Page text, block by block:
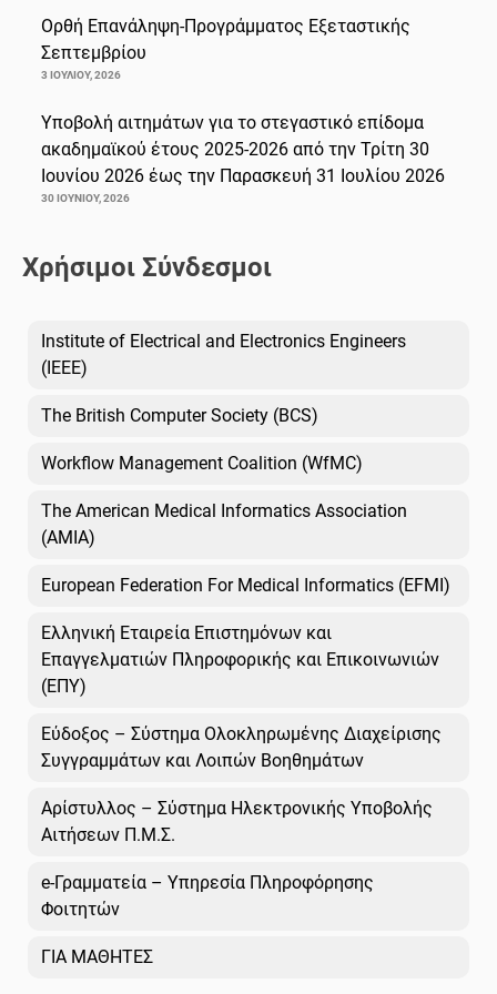
Ορθή Επανάληψη-Προγράμματος Εξεταστικής
Σεπτεμβρίου
3 ΙΟΥΛΊΟΥ, 2026
Υποβολή αιτημάτων για το στεγαστικό επίδομα
ακαδημαϊκού έτους 2025-2026 από την Τρίτη 30
Ιουνίου 2026 έως την Παρασκευή 31 Ιουλίου 2026
30 ΙΟΥΝΊΟΥ, 2026
Χρήσιμοι Σύνδεσμοι
Institute of Electrical and Electronics Engineers
(IEEE)
The British Computer Society (BCS)
Workflow Management Coalition (WfMC)
The American Medical Informatics Association
(AMIA)
European Federation For Medical Informatics (EFMI)
Ελληνική Εταιρεία Επιστημόνων και
Επαγγελματιών Πληροφορικής και Επικοινωνιών
(ΕΠΥ)
Εύδοξος – Σύστημα Ολοκληρωμένης Διαχείρισης
Συγγραμμάτων και Λοιπών Βοηθημάτων
Αρίστυλλος – Σύστημα Ηλεκτρονικής Υποβολής
Αιτήσεων Π.Μ.Σ.
e-Γραμματεία – Υπηρεσία Πληροφόρησης
Φοιτητών
ΓΙΑ ΜΑΘΗΤΕΣ